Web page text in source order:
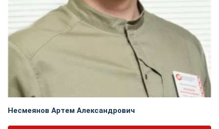
Несмеянов Артем Александрович